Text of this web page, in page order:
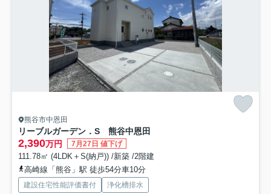
熊谷市中恩田
リーブルガーデン．S 熊谷中恩田
2,390万円 7月27日 値下げ
111.78㎡ (4LDK＋S(納戸)) /新築 /2階建
高崎線「熊谷」駅 徒歩54分車10分
建設住宅性能評価書付
浄化槽排水